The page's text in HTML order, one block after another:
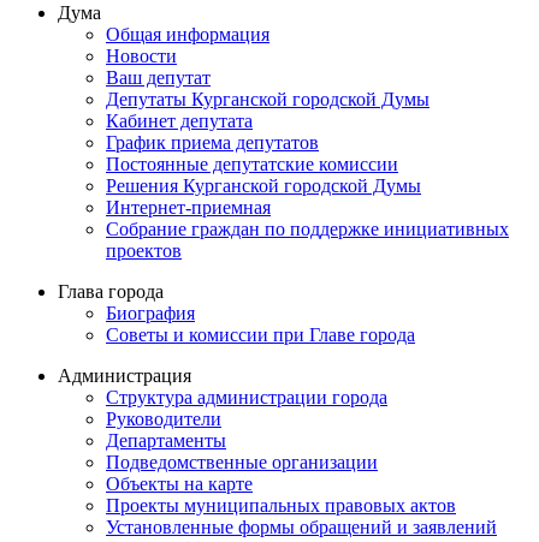
Дума
Общая информация
Новости
Ваш депутат
Депутаты Курганской городской Думы
Кабинет депутата
График приема депутатов
Постоянные депутатские комиссии
Решения Курганской городской Думы
Интернет-приемная
Собрание граждан по поддержке инициативных
проектов
Глава города
Биография
Советы и комиссии при Главе города
Администрация
Структура администрации города
Руководители
Департаменты
Подведомственные организации
Объекты на карте
Проекты муниципальных правовых актов
Установленные формы обращений и заявлений